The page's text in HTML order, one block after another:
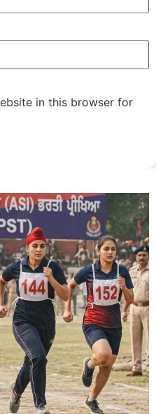
in this browser for